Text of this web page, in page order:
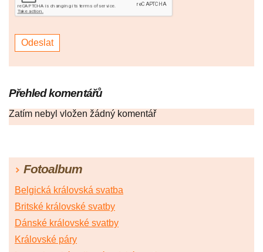
Přehled komentářů
Zatím nebyl vložen žádný komentář
Fotoalbum
Belgická královská svatba
Britské královské svatby
Dánské královské svatby
Královské páry